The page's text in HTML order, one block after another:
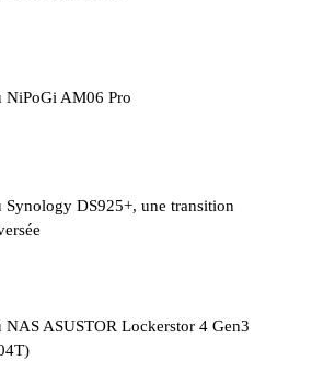
NiPoGi AM06 Pro
Synology DS925+, une transition
NAS ASUSTOR Lockerstor 4 Gen3